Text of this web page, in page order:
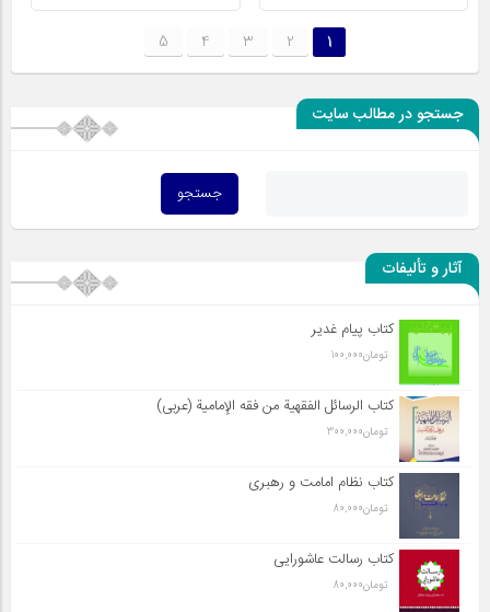
1
2
3
4
5
جستجو در مطالب سایت
آثار و تألیفات
کتاب پیام غدیر
تومان100,000
کتاب الرسائل الفقهیة من فقه الإمامیة (عربی)
تومان300,000
کتاب نظام امامت و رهبری
تومان80,000
کتاب رسالت عاشورایی
تومان80,000